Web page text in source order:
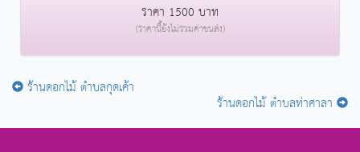
ราคา 1500 บาท
(ราคานี้ยังไม่รวมค่าขนส่ง)
ร้านดอกไม้ ตำบลกุดเค้า
ร้านดอกไม้ ตำบลท่าศาลา